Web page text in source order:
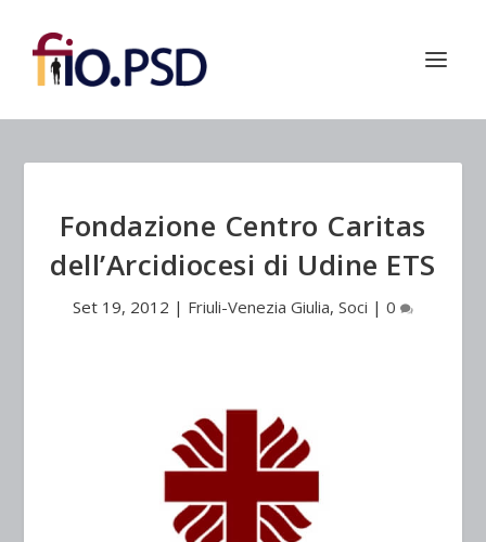
Fondazione Centro Caritas
dell’Arcidiocesi di Udine ETS
Set 19, 2012 | Friuli-Venezia Giulia, Soci | 0